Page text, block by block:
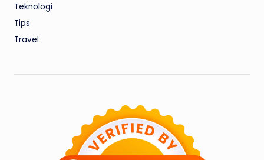
Teknologi
Tips
Travel